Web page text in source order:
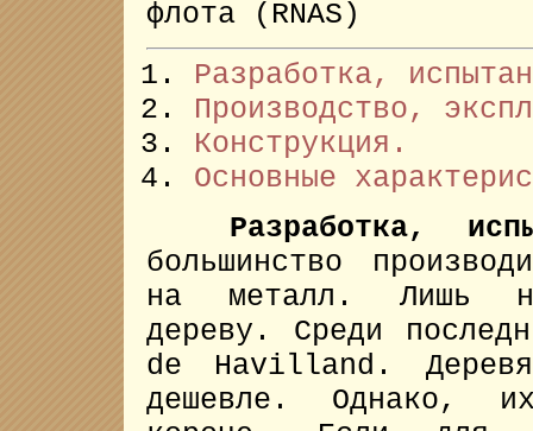
флота (RNAS)
Разработка,
Производство,
Конструкция.
Основные
Разработка,
большинство
на металл. Лишь
дереву. Среди
de Havilland.
дешевле. Однако,